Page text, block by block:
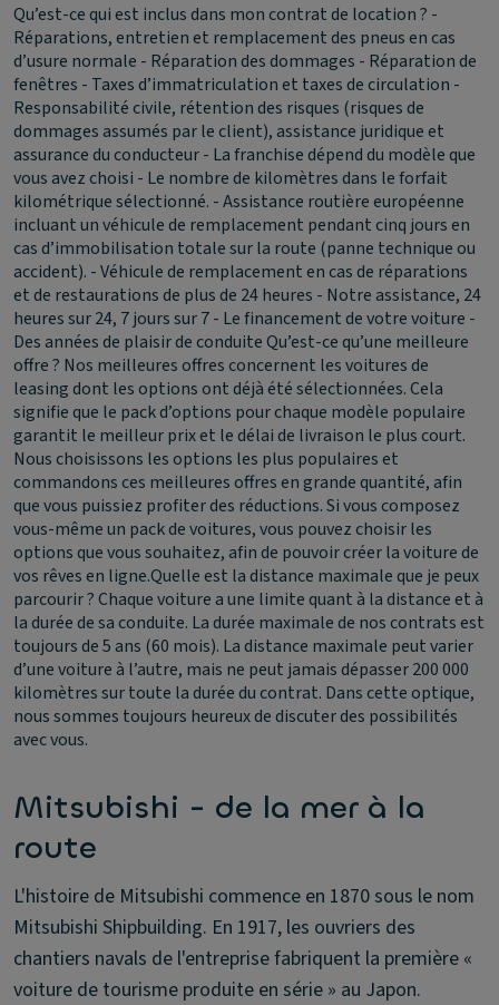
Qu’est-ce qui est inclus dans mon contrat de location ? -
Réparations, entretien et remplacement des pneus en cas
d’usure normale - Réparation des dommages - Réparation de
fenêtres - Taxes d’immatriculation et taxes de circulation -
Responsabilité civile, rétention des risques (risques de
dommages assumés par le client), assistance juridique et
assurance du conducteur - La franchise dépend du modèle que
vous avez choisi - Le nombre de kilomètres dans le forfait
kilométrique sélectionné. - Assistance routière européenne
incluant un véhicule de remplacement pendant cinq jours en
cas d’immobilisation totale sur la route (panne technique ou
accident). - Véhicule de remplacement en cas de réparations
et de restaurations de plus de 24 heures - Notre assistance, 24
heures sur 24, 7 jours sur 7 - Le financement de votre voiture -
Des années de plaisir de conduiteQu’est-ce qu’une meilleure
offre ? Nos meilleures offres concernent les voitures de
leasing dont les options ont déjà été sélectionnées. Cela
signifie que le pack d’options pour chaque modèle populaire
garantit le meilleur prix et le délai de livraison le plus court.
Nous choisissons les options les plus populaires et
commandons ces meilleures offres en grande quantité, afin
que vous puissiez profiter des réductions. Si vous composez
vous-même un pack de voitures, vous pouvez choisir les
options que vous souhaitez, afin de pouvoir créer la voiture de
vos rêves en ligne.Quelle est la distance maximale que je peux
parcourir ?Chaque voiture a une limite quant à la distance et à
la durée de sa conduite. La durée maximale de nos contrats est
toujours de 5 ans (60 mois). La distance maximale peut varier
d’une voiture à l’autre, mais ne peut jamais dépasser 200 000
kilomètres sur toute la durée du contrat. Dans cette optique,
nous sommes toujours heureux de discuter des possibilités
avec vous.
Mitsubishi - de la mer à la
route
L'histoire de Mitsubishi commence en 1870 sous le nom
Mitsubishi Shipbuilding. En 1917, les ouvriers des
chantiers navals de l'entreprise fabriquent la première «
voiture de tourisme produite en série » au Japon.